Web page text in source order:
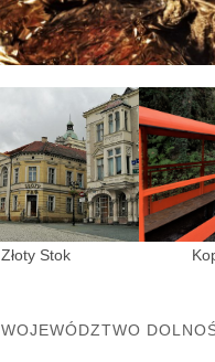
Złoty Stok
WOJEWÓDZTWO